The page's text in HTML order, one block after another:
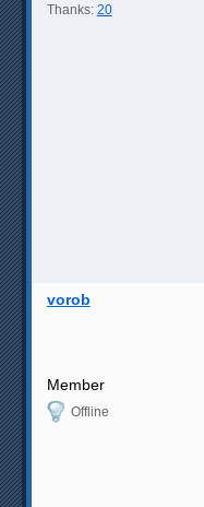
Thanks: 20
vorob
Member
Offline